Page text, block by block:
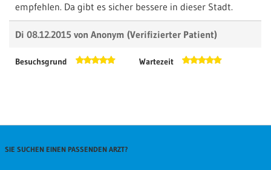
empfehlen. Da gibt es sicher bessere in dieser Stadt.
Di 08.12.2015 vonAnonym (Verifizierter Patient)
Besuchsgrund
Wartezeit
kompetente Beratung. Bin sehr zufrieden.
SIE SUCHEN EINEN PASSENDEN ARZT?